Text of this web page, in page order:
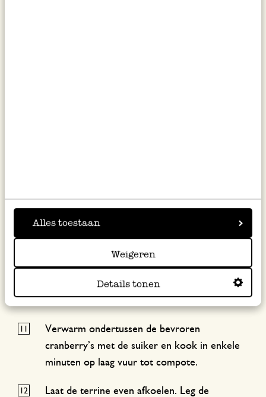
Alles toestaan
Weigeren
Details tonen
hier de plakjes kastanje in. Druk alles goed
aan.
Strooi er de rest van de kaas over en bak 40-
50 min. in de oven. Als het te donker wordt,
dek dan af met aluminiumfolie.
Verwarm ondertussen de bevroren
cranberry’s met de suiker en kook in enkele
minuten op laag vuur tot compote.
Laat de terrine even afkoelen. Leg de